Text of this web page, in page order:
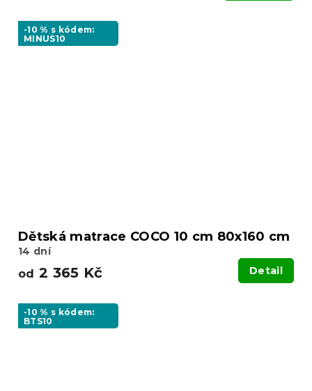
-10 % s kódem:
MINUS10
Dětská matrace COCO 10 cm 80x160 cm
14 dní
od 2 365 Kč Detail
-10 % s kódem:
BTS10